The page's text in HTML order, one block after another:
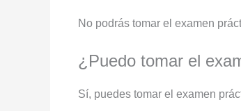
No podrás tomar el examen
¿Puedo tomar el
Sí, puedes tomar el examen